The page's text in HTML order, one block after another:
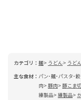
カテゴリ： 麺 うどん
うど
主な食材： パン･麺･パスタ･
肉 豚肉 豚こま
練製品 練製品